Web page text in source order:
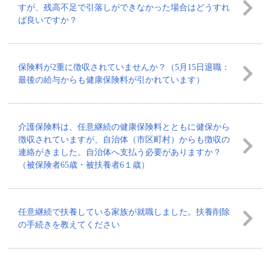
すが、残高不足で引落しができなかった場合はどうすれ
ば良いですか？
保険料が2重に徴収されていませんか？（5月15日退職：
最後の給与からも健康保険料が引かれています）
介護保険料は、任意継続の健康保険料とともに健保から
徴収されていますが、自治体（市区町村）からも徴収の
連絡がきました。自治体へ支払う必要がありますか？
（被保険者65歳・被扶養者6１歳）
任意継続で扶養している家族が就職しました。扶養削除
の手続きを教えてください